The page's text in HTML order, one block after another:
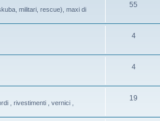
militari, rescue), maxi di
55
4
4
, rivestimenti , vernici ,
19